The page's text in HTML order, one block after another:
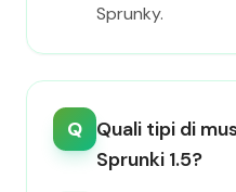
Sprunky.
Q Quali tipi di
Sprunki 1.5?